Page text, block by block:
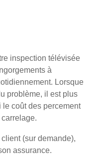
inspection télévisée
à
Lorsque
problème, il est plus
coût des percement
(sur demande),
assurance.